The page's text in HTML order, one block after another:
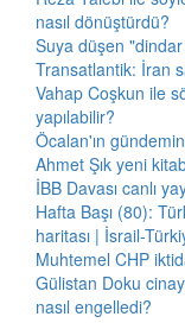
nasıl dönüştürdü?
Suya düşen
Transatlantik: İran
Vahap Coşkun ile
yapılabilir?
Öcalan'ın
Ahmet Şık yeni
İBB Davası canlı
Hafta Başı (80):
haritası | İsrail-
Muhtemel CHP
Gülistan Doku
nasıl engelledi?